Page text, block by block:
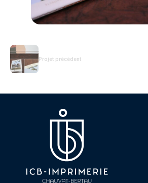
Projet précédent